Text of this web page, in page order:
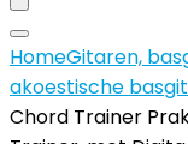
HomeGitaren,
akoestische
Chord Trainer